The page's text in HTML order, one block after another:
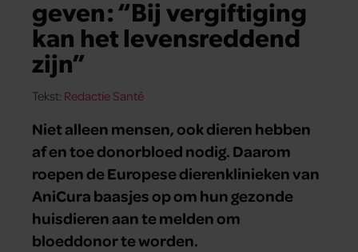
geven: “Bij vergiftiging
kan het levensreddend
zijn”
Tekst: Redactie Santé
Niet alleen mensen, ook dieren hebben
af en toe donorbloed nodig. Daarom
roepen de Europese dierenklinieken van
AniCura baasjes op om hun gezonde
huisdieren aan te melden om
bloeddonor te worden.